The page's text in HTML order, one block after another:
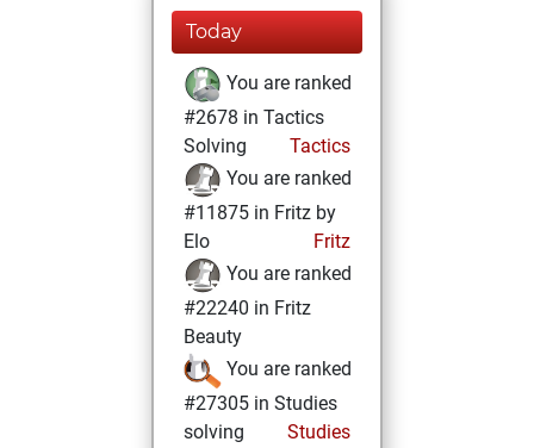
Today
You are ranked
#2678 in Tactics
Solving
Tactics
You are ranked
#11875 in Fritz by
Elo
Fritz
You are ranked
#22240 in Fritz
Beauty
You are ranked
#27305 in Studies
solving
Studies